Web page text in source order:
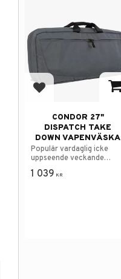
Add to favorites
CONDOR 27"
DISPATCH TAKE
DOWN VAPENVÄSKA
Populär vardaglig icke
uppseende veckande
vapenväska.
1 039 KR